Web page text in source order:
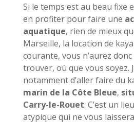
Si le temps est au beau fixe
en profiter pour faire une
aquatique, rien de mieux
Marseille, la location de
courante, vous n’aurez
trouver, où que vous soyez.
notamment d’aller faire du
marin de la Côte Bleue,
Carry-le-Rouet. C’est un
atypique qui ne vous